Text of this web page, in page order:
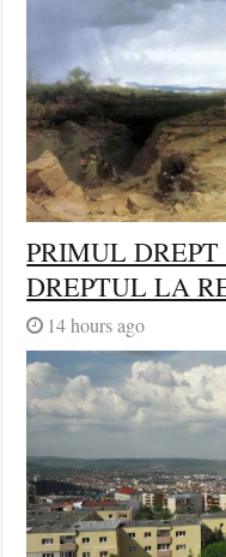
PRIMUL
DREPTUL LA
14 hours ago